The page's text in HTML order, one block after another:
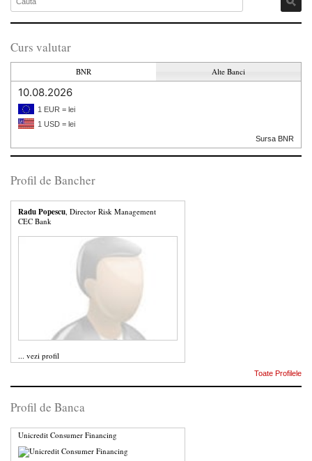
Curs valutar
BNR Alte Banci
10.08.2026
1 EUR = lei
1 USD = lei
Sursa BNR
Profil de Bancher
Radu Popescu , Director Risk Management
CEC Bank
... vezi profil
Toate Profilele
Profil de Banca
Unicredit Consumer Financing